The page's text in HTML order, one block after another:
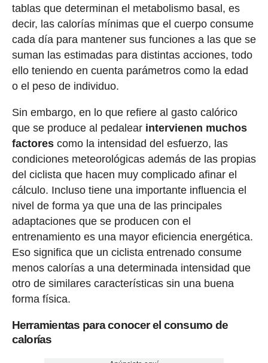
tablas que determinan el metabolismo basal, es
decir, las calorías mínimas que el cuerpo consume
cada día para mantener sus funciones a las que se
suman las estimadas para distintas acciones, todo
ello teniendo en cuenta parámetros como la edad
o el peso de individuo.
Sin embargo, en lo que refiere al gasto calórico
que se produce al pedalear intervienen muchos
factorescomo la intensidad del esfuerzo, las
condiciones meteorológicas además de las propias
del ciclista que hacen muy complicado afinar el
cálculo. Incluso tiene una importante influencia el
nivel de forma ya que una de las principales
adaptaciones que se producen con el
entrenamiento es una mayor eficiencia energética.
Eso significa que un ciclista entrenado consume
menos calorías a una determinada intensidad que
otro de similares características sin una buena
forma física.
Herramientas para conocer el consumo de
calorías